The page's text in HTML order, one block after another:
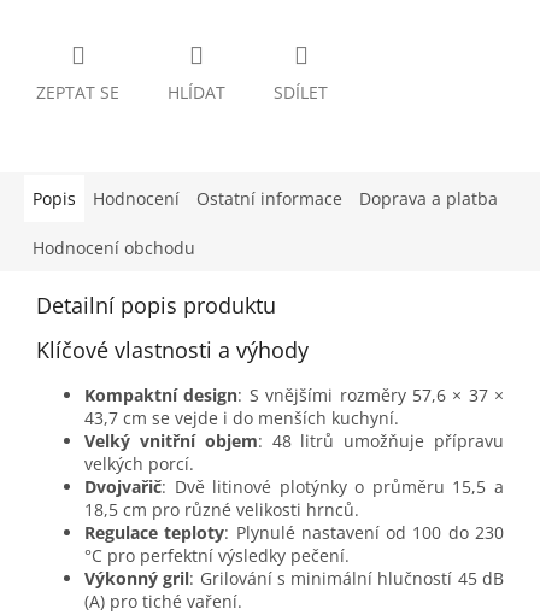
ZEPTAT SE HLÍDAT SDÍLET
Popis Hodnocení Ostatní informace Doprava a platba
Hodnocení obchodu
Detailní popis produktu
Klíčové vlastnosti a výhody
Kompaktní design: S vnějšími rozměry 57,6 × 37 ×
43,7 cm se vejde i do menších kuchyní.
Velký vnitřní objem: 48 litrů umožňuje přípravu
velkých porcí.
Dvojvařič: Dvě litinové plotýnky o průměru 15,5 a
18,5 cm pro různé velikosti hrnců.
Regulace teploty: Plynulé nastavení od 100 do 230
°C pro perfektní výsledky pečení.
Výkonný gril: Grilování s minimální hlučností 45 dB
(A) pro tiché vaření.